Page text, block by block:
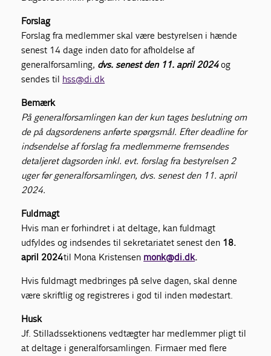
Forslag
Forslag fra medlemmer skal være bestyrelsen i hænde
senest 14 dage inden dato for afholdelse af
generalforsamling, dvs. senest den 11. april 2024og
sendes til hss@di.dk
Bemærk
På generalforsamlingen kan der kun tages beslutning om
de på dagsordenens anførte spørgsmål. Efter deadline for
indsendelse af forslag fra medlemmerne fremsendes
detaljeret dagsorden inkl. evt. forslag fra bestyrelsen 2
uger før generalforsamlingen, dvs. senest den 11. april
2024.
Fuldmagt
Hvis man er forhindret i at deltage, kan fuldmagt
udfyldes og indsendes til sekretariatet senest den 18.
april 2024til Mona Kristensen monk@di.dk.
Hvis fuldmagt medbringes på selve dagen, skal denne
være skriftlig og registreres i god til inden mødestart.
Husk
Jf. Stilladssektionens vedtægter har medlemmer pligt til
at deltage i generalforsamlingen. Firmaer med flere